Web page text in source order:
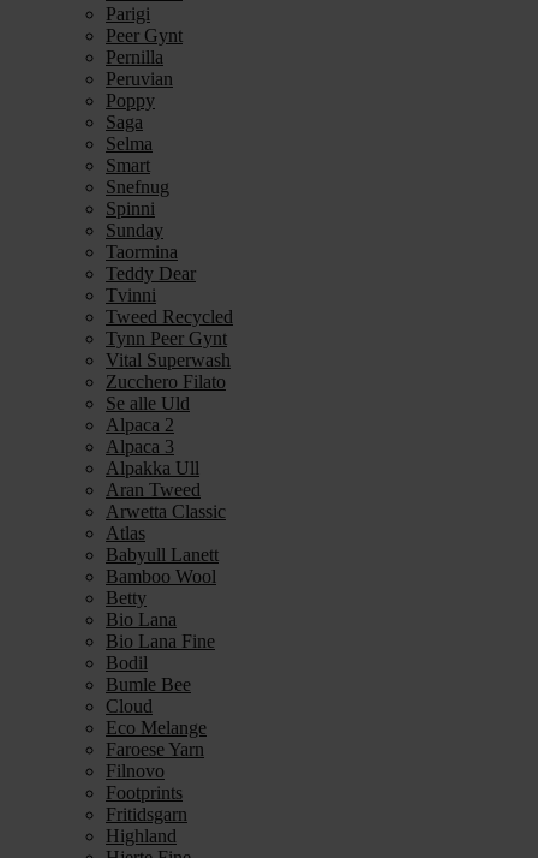
Parigi
Peer Gynt
Pernilla
Peruvian
Poppy
Saga
Selma
Smart
Snefnug
Spinni
Sunday
Taormina
Teddy Dear
Tvinni
Tweed Recycled
Tynn Peer Gynt
Vital Superwash
Zucchero Filato
Se alle Uld
Alpaca 2
Alpaca 3
Alpakka Ull
Aran Tweed
Arwetta Classic
Atlas
Babyull Lanett
Bamboo Wool
Betty
Bio Lana
Bio Lana Fine
Bodil
Bumle Bee
Cloud
Eco Melange
Faroese Yarn
Filnovo
Footprints
Fritidsgarn
Highland